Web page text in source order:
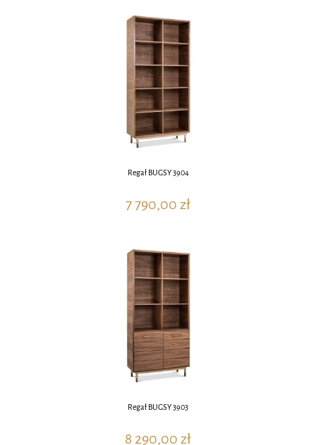
Regał BUGSY 3904
7 790,00 zł
Regał BUGSY 3903
8 290,00 zł